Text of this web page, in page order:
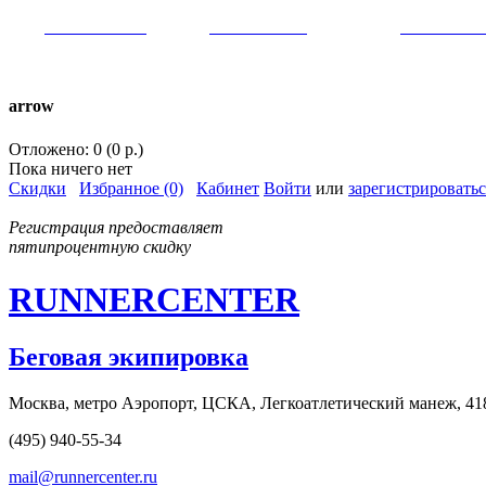
arrow
Отложено: 0 (0 р.)
Пока ничего нет
Скидки
Избранное (0) Кабинет Войти или
Регистрация предоставляет
пятипроцентную скидку
RUNNERCENTER
Беговая экипировка
Москва, метро Аэропорт, ЦСКА, Легкоатлетический манеж,
(495) 940-55-34
mail@runnercenter.ru